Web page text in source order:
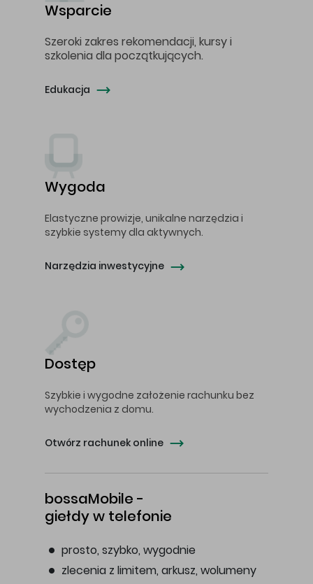
Wsparcie
Szeroki zakres rekomendacji, kursy i
szkolenia dla początkujących.
Edukacja
Wygoda
Elastyczne prowizje, unikalne narzędzia i
szybkie systemy dla aktywnych.
Narzędzia inwestycyjne
Dostęp
Szybkie i wygodne założenie rachunku bez
wychodzenia z domu.
Otwórz rachunek online
bossaMobile -
giełdy w telefonie
prosto, szybko, wygodnie
zlecenia z limitem, arkusz, wolumeny